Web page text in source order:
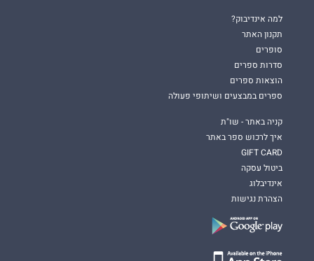
למה אינדיבוק?
תקנון האתר
סופרים
סדרות ספרים
הוצאות ספרים
ספרים במבצעים ושיתופי פעולה
קניה באתר - שו"ת
איך לרכוש ספר באתר
GIFT CARD
ביטול עסקה
אינדיבלוג
הצהרת נגישות